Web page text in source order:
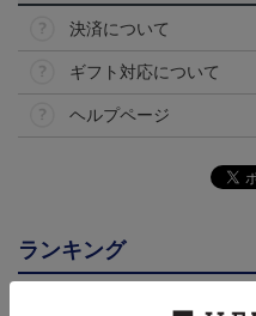
決済について
ギフト対応について
ヘルプページ
ランキング